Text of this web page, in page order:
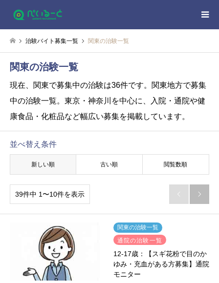
治験バイト募集一覧 関東の治験一覧
関東の治験一覧
現在、関東で募集中の治験は36件です。 関東地方で募集
中の治験一覧。東京・神奈川を中心に、入院・通院や健
康食品・化粧品など幅広い募集を掲載しています。
並べ替え条件
新しい順 古い順 閲覧数順
39件中 1〜10件を表示  
関東の治験一覧
通院の治験一覧
12-17歳：【スギ花粉で目のか
ゆみ・充血がある方募集】通院
モニター